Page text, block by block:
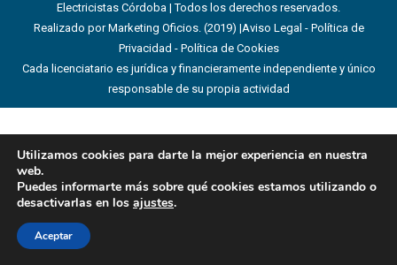
Electricistas Córdoba | Todos los derechos reservados.
Realizado por Marketing Oficios. (2019) |Aviso Legal - Política de
Privacidad - Política de Cookies
Cada licenciatario es jurídica y financieramente independiente y único
responsable de su propia actividad
Utilizamos cookies para darte la mejor experiencia en nuestra
web.
Puedes informarte más sobre qué cookies estamos utilizando o
desactivarlas en los ajustes.
Aceptar